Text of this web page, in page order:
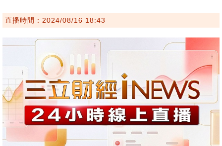
直播時間：2024/08/16 18:43